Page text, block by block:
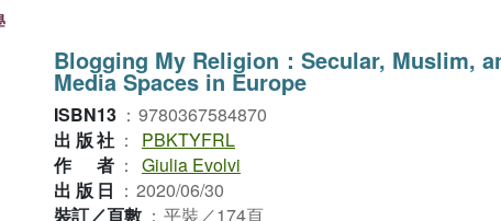
Blogging My Religion：Secular, Muslim,
Media Spaces in Europe
ISBN13 ： 9780367584870
出版社 ：
PBKTYFRL
作者 ： Giulia Evolvi
出版日 ： 2020/06/30
裝訂／頁數 ： 平裝／174頁